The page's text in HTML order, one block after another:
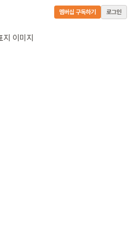
멤버십 구독하기 로그인